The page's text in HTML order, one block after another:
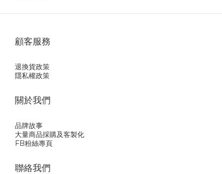
顧客服務
退換貨政策
隱私權政策
關於我們
品牌故事
大量商品採購及客製化
FB粉絲專頁
聯絡我們